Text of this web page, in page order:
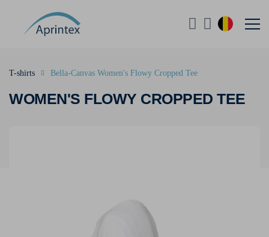
WOMEN'S FLOWY CROPPED TEE
T-shirts Bella-Canvas Women's Flowy Cropped Tee